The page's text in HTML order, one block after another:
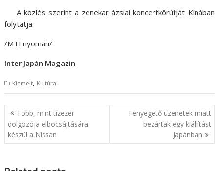
A közlés szerint a zenekar ázsiai koncertkörútját Kínában
folytatja.
/MTI nyomán/
Inter Japán Magazin
Kiemelt, Kultúra
B
e
g
Több, mint tízezer
dolgozója elbocsájtására
készül a Nissan
Fenyegető üzenetek miatt
bezártak egy kiállítást
Japánban